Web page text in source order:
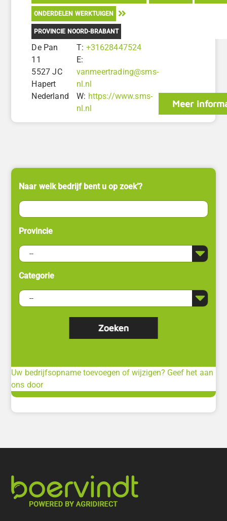
ONDERDELEN WERKTUIGEN
PROVINCIE NOORD-BRABANT
De Pan
11
5527 JC
Hapert
Nederland
T: +31628447524
E:
vanmeertrading@sms-
nl.nl
W: https://www.sms-
nl.nl
Meer
Naar welk bedrijf bent u op zoek’?
Provincie
Categorie
Uw bedrijfsopname toevoegen of wijzigen? Geef het aan
ons door